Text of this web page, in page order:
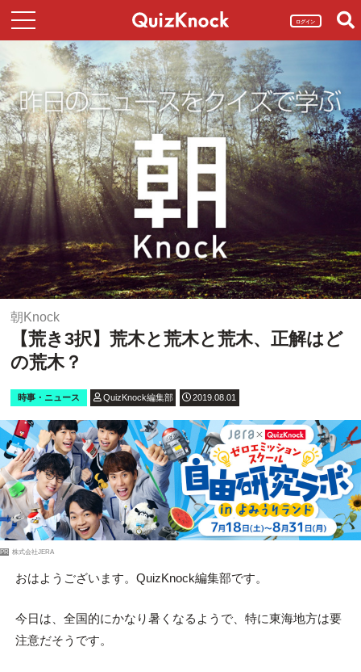
ログイン
朝Knock
【荒き3択】荒木と荒木と荒木、正解はど
の荒木？
時事・ニュース QuizKnock編集部 2019.08.01
PR 株式会社JERA
おはようございます。QuizKnock編集部です。
今日は、全国的にかなり暑くなるようで、特に東海地方は要
注意だそうです。